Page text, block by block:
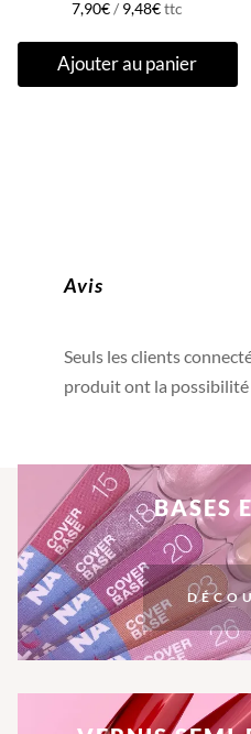
7,90€/ 9,48€ttc
Ajouter au panier
Avis
Seuls les clients
produit ont la possibilité
BASES